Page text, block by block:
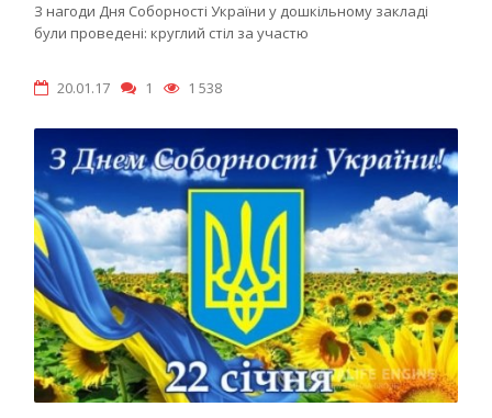
З нагоди Дня Соборності України у дошкільному закладі
були проведені: круглий стіл за участю
20.01.17 1 1 538